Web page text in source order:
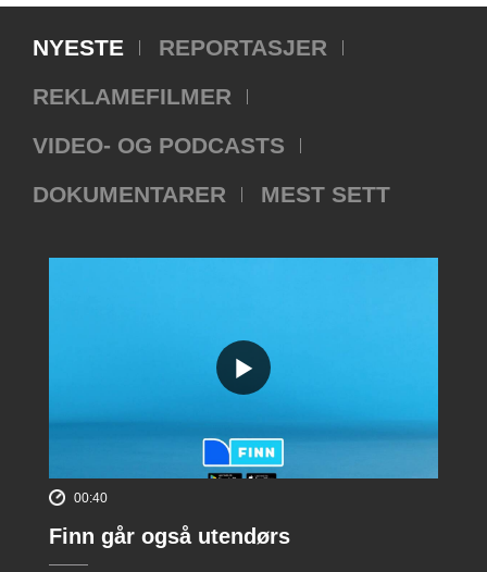
NYESTE
REPORTASJER
REKLAMEFILMER
VIDEO- OG PODCASTS
DOKUMENTARER
MEST SETT
00:40
Finn går også utendørs